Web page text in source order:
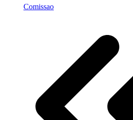
Comissao